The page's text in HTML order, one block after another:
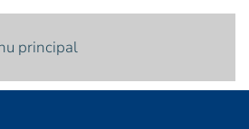
principal